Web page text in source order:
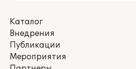
Каталог
Внедрения
Публикации
Мероприятия